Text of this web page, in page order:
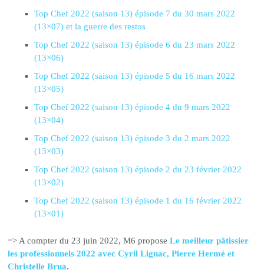
Top Chef 2022 (saison 13) épisode 7 du 30 mars 2022
(13×07) et la guerre des restos
Top Chef 2022 (saison 13) épisode 6 du 23 mars 2022
(13×06)
Top Chef 2022 (saison 13) épisode 5 du 16 mars 2022
(13×05)
Top Chef 2022 (saison 13) épisode 4 du 9 mars 2022
(13×04)
Top Chef 2022 (saison 13) épisode 3 du 2 mars 2022
(13×03)
Top Chef 2022 (saison 13) épisode 2 du 23 février 2022
(13×02)
Top Chef 2022 (saison 13) épisode 1 du 16 février 2022
(13×01)
=> A compter du 23 juin 2022, M6 proposeLe meilleur pâtissier
les professionnels 2022 avec Cyril Lignac, Pierre Hermé et
Christelle Brua.